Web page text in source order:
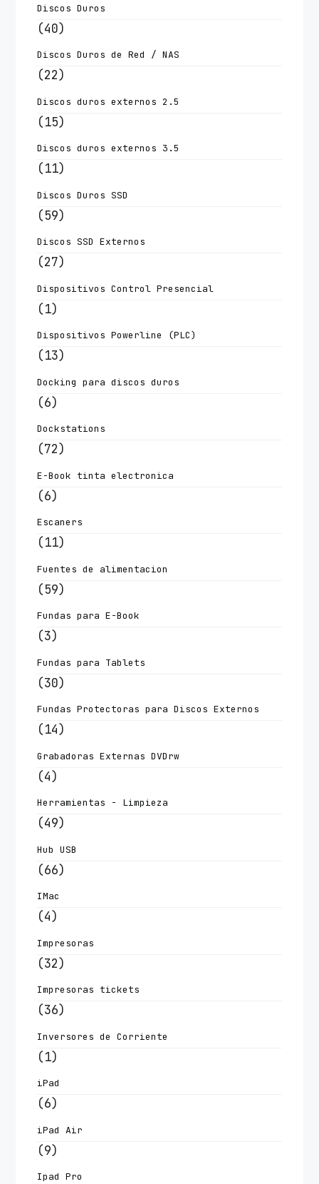
Discos Duros
(40)
Discos Duros de Red / NAS
(22)
Discos duros externos 2.5
(15)
Discos duros externos 3.5
(11)
Discos Duros SSD
(59)
Discos SSD Externos
(27)
Dispositivos Control Presencial
(1)
Dispositivos Powerline (PLC)
(13)
Docking para discos duros
(6)
Dockstations
(72)
E-Book tinta electronica
(6)
Escaners
(11)
Fuentes de alimentacion
(59)
Fundas para E-Book
(3)
Fundas para Tablets
(30)
Fundas Protectoras para Discos Externos
(14)
Grabadoras Externas DVDrw
(4)
Herramientas - Limpieza
(49)
Hub USB
(66)
IMac
(4)
Impresoras
(32)
Impresoras tickets
(36)
Inversores de Corriente
(1)
iPad
(6)
iPad Air
(9)
Ipad Pro